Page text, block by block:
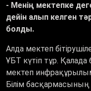
- Менің мектепке
дейін алып келген
болды.
Алда мектеп
ҰБТ күтіп тұр. Қалада
мектеп
Білім